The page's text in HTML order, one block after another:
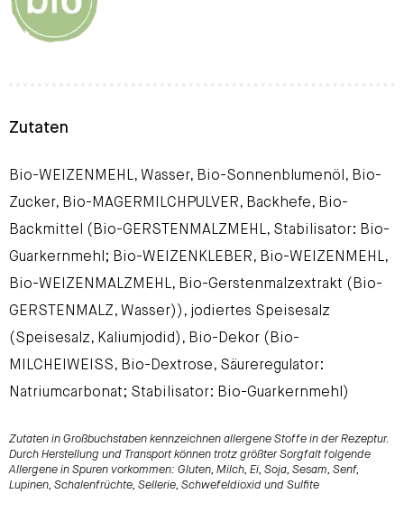
Zutaten
Bio-WEIZENMEHL, Wasser, Bio-Sonnenblumenöl, Bio-
Zucker, Bio-MAGERMILCHPULVER, Backhefe, Bio-
Backmittel (Bio-GERSTENMALZMEHL, Stabilisator: Bio-
Guarkernmehl; Bio-WEIZENKLEBER, Bio-WEIZENMEHL,
Bio-WEIZENMALZMEHL, Bio-Gerstenmalzextrakt (Bio-
GERSTENMALZ, Wasser)), jodiertes Speisesalz
(Speisesalz, Kaliumjodid), Bio-Dekor (Bio-
MILCHEIWEISS, Bio-Dextrose, Säureregulator:
Natriumcarbonat; Stabilisator: Bio-Guarkernmehl)
Zutaten in Großbuchstaben kennzeichnen allergene Stoffe in der Rezeptur.
Durch Herstellung und Transport können trotz größter Sorgfalt folgende
Allergene in Spuren vorkommen: Gluten, Milch, Ei, Soja, Sesam, Senf,
Lupinen, Schalenfrüchte, Sellerie, Schwefeldioxid und Sulfite